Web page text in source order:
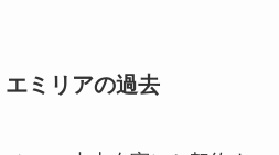
ミリアの過去